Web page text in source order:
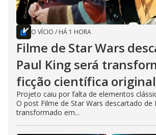
O VÍCIO / HÁ 1 HORA
Filme de Star Wars
Paul King será
ficção científica original
Projeto caiu por falta de elementos
O post Filme de Star Wars descartado de
transformado em...